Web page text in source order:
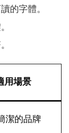
的字體。
用場景
潔的品牌